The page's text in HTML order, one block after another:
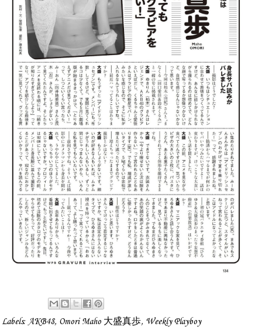
Labels: AKB48, Omori Maho 大盛真歩, Weekly Playboy